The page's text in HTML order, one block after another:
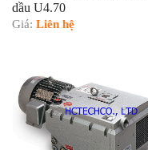
dầu U4.70
Giá: Liên hệ